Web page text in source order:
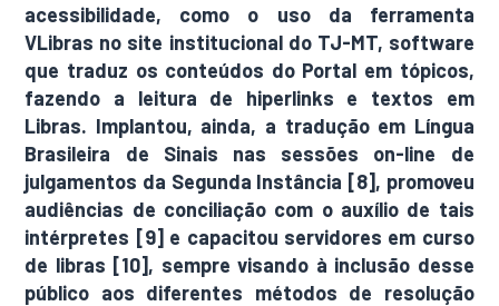
acessibilidade, como o uso da ferramenta
VLibras no site institucional do TJ-MT, software
que traduz os conteúdos do Portal em tópicos,
fazendo a leitura de hiperlinks e textos em
Libras. Implantou, ainda, a tradução em Língua
Brasileira de Sinais nas sessões on-line de
julgamentos da Segunda Instância [8], promoveu
audiências de conciliação com o auxílio de tais
intérpretes [9] e capacitou servidores em curso
de libras [10], sempre visando à inclusão desse
público aos diferentes métodos de resolução